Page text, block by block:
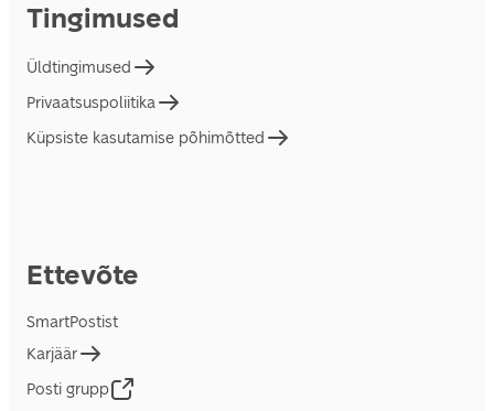
Tingimused
Üldtingimused
Privaatsuspoliitika
Küpsiste kasutamise põhimõtted
Ettevõte
SmartPostist
Karjäär
Posti grupp